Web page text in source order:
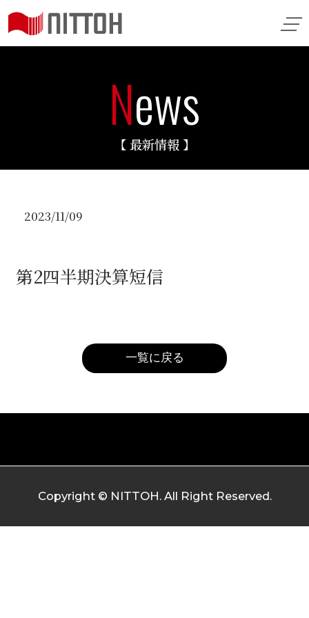
News
【 最新情報 】
2023/11/09
第2四半期決算短信
一覧に戻る
Copyright © NITTOH. All Right Reserved.